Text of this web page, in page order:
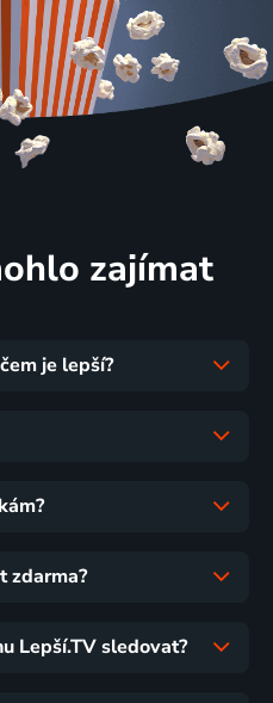
zajímat
je lepší?
zdarma?
Lepší.TV sledovat?